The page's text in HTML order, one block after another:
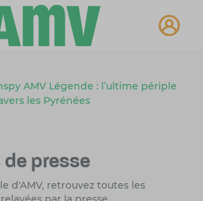
AMV Légende : l’ultime périple
les Pyrénées
presse
d'AMV, retrouvez toutes les